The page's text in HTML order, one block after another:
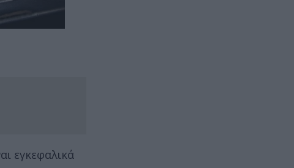
εγκεφαλικά